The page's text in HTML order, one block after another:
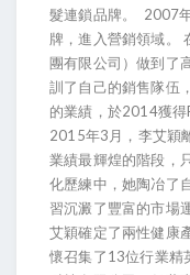
髮連鎖品牌。 2007
牌，進入營銷領域。
團有限公司）做到了
訓了自己的銷售隊伍
的業績，於2014獲得
2015年3月，李艾穎
業績最輝煌的階段，
化歷練中，她陶冶了
習沉澱了豐富的市場
艾穎確定了兩性健康
懷召集了13位行業精